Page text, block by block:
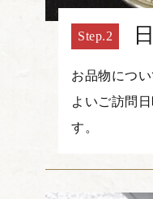
お品物につ
よいご訪問
す。